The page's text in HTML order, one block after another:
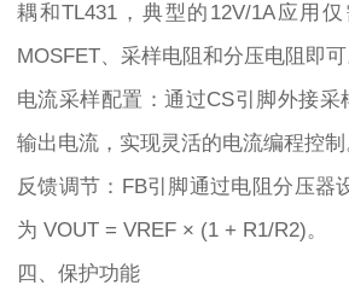
耦和TL431，典型的12V/1A应用仅
MOSFET、采样电阻和分压电阻即可
电流采样配置：通过CS引脚外接采
输出电流，实现灵活的电流编程控制
反馈调节：FB引脚通过电阻分压器
为 VOUT = VREF × (1 + R1/R2)。
四、保护功能